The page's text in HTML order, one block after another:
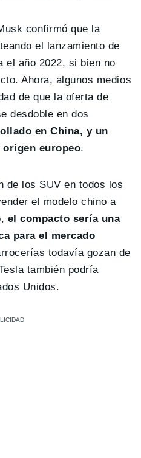
confirmó que la
el lanzamiento de
el año 2022, si bien no
Ahora, algunos medios
de que la oferta de
desdoble en dos
en China, y un
europeo.
de los SUV en todos los
el modelo chino a
el compacto sería una
para el mercado
todavía gozan de
también podría
Unidos.